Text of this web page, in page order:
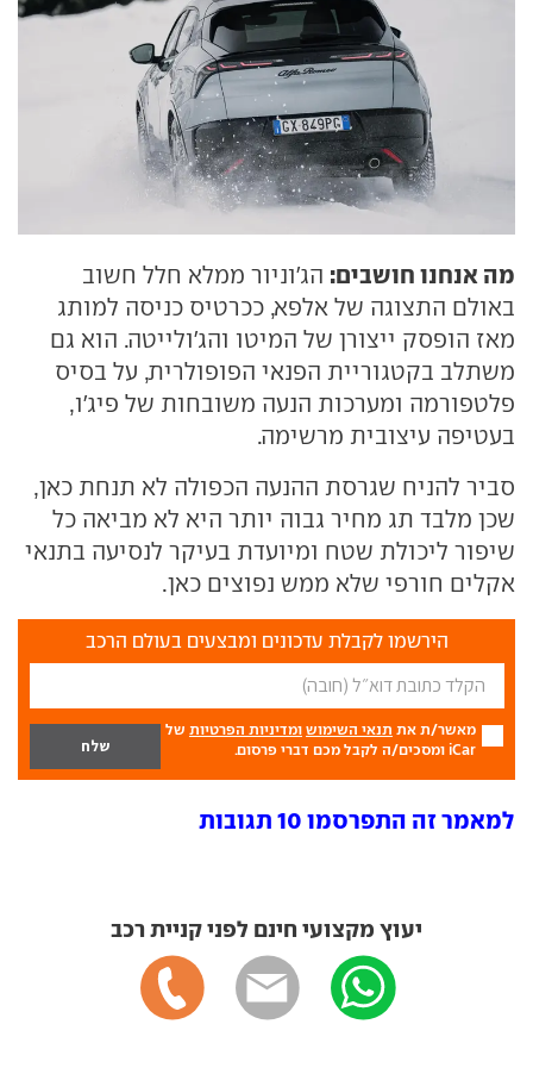
מה אנחנו חושבים: הג'וניור ממלא חלל חשוב
באולם התצוגה של אלפא, ככרטיס כניסה למותג
מאז הופסק ייצורן של המיטו והג'ולייטה. הוא גם
משתלב בקטגוריית הפנאי הפופולרית, על בסיס
פלטפורמה ומערכות הנעה משובחות של פיג'ו,
בעטיפה עיצובית מרשימה.
סביר להניח שגרסת ההנעה הכפולה לא תנחת כאן,
שכן מלבד תג מחיר גבוה יותר היא לא מביאה כל
שיפור ליכולת שטח ומיועדת בעיקר לנסיעה בתנאי
אקלים חורפי שלא ממש נפוצים כאן.
הירשמו לקבלת עדכונים ומבצעים בעולם הרכב
מאשר/ת את תנאי השימוש ומדיניות הפרטיות של
iCar ומסכים/ה לקבל מכם דברי פרסום.
למאמר זה התפרסמו 10 תגובות
יעוץ מקצועי חינם לפני קניית רכב